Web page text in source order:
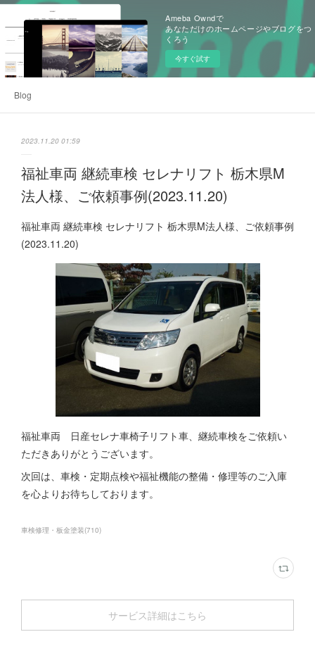
Ameba Owndで
あなただけのホームページやブログをつ
くろう
今すぐ試す
Blog
2023.11.20 01:59
福祉車両 継続車検 セレナリフト 栃木県M
法人様、ご依頼事例(2023.11.20)
福祉車両 継続車検 セレナリフト 栃木県M法人様、ご依頼事例
(2023.11.20)
福祉車両 日産セレナ車椅子リフト車、継続車検をご依頼い
ただきありがとうございます。
次回は、車検・定期点検や福祉機能の整備・修理等のご入庫
を心よりお待ちしております。
車検修理・板金塗装(710)
サービス詳細はこちら